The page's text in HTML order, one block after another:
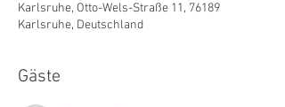
Karlsruhe, Otto-Wels-Straße 11, 76189
Karlsruhe, Deutschland
Gäste